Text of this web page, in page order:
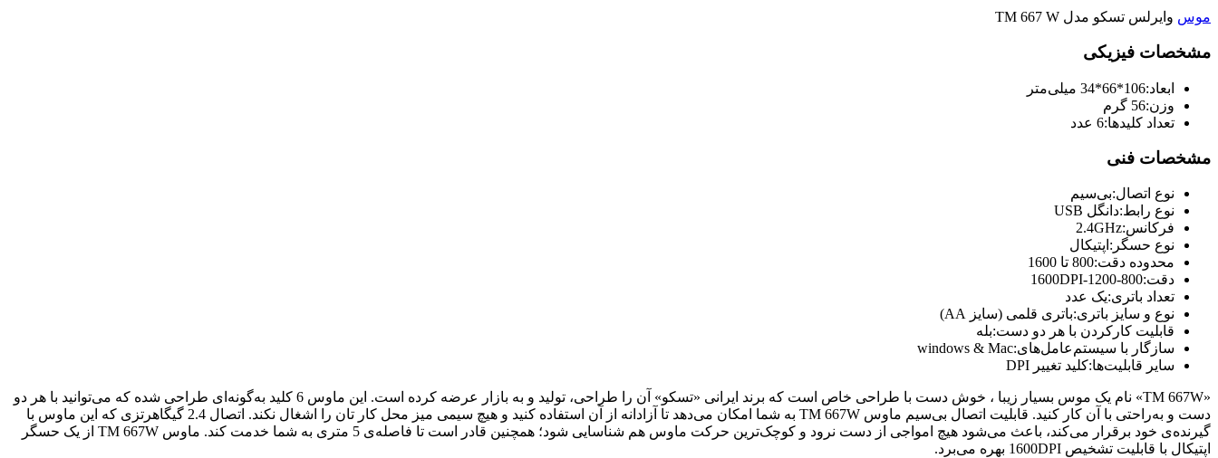
موس وایرلس تسکو مدل TM 667 W
مشخصات فیزیکی
ابعاد:106*66*34 میلی‌متر
وزن:56 گرم
تعداد کلیدها:6 عدد
مشخصات فنی
نوع اتصال:بی‌سیم
نوع رابط:دانگل USB
فرکانس:2.4GHz
نوع حسگر: اپتیکال
محدوده دقت:800 تا 1600
دقت:800-1200-1600DPI
تعداد باتری:یک عدد
نوع و سایز باتری:باتری قلمی (سایز AA)
قابلیت کارکردن با هر دو دست:بله
سازگار با سیستم‌عامل‌های:windows & Mac
سایر قابلیت‌ها:کلید تغییر DPI
«TM 667W» نام یک موس بسیار زیبا ، خوش ‌دست با طراحی خاص است که برند ایرانی «تسکو» آن را طراحی، تولید و به بازار عرضه کرده است. این ماوس 6 کلید به‌گونه‌ای طراحی شده که می‌توانید با هر دو
دست و به‌راحتی با آن کار کنید. قابلیت اتصال بی‌سیم ماوس TM 667W به شما امکان می‌دهد تا آزادانه از آن استفاده کنید و هیچ سیمی میز محل کار تان را اشغال نکند. اتصال 2.4 گیگاهرتزی‌ که این ماوس با
گیرنده‌ی خود برقرار می‌کند، باعث می‌شود هیچ امواجی از دست نرود و کوچک‌ترین حرکت ماوس هم شناسایی شود؛ همچنین قادر است تا فاصله‌ی 5 متری به شما خدمت کند. ماوس TM 667W از یک حسگر
اپتیکال با قابلیت تشخیص 1600DPI بهره می‌برد.